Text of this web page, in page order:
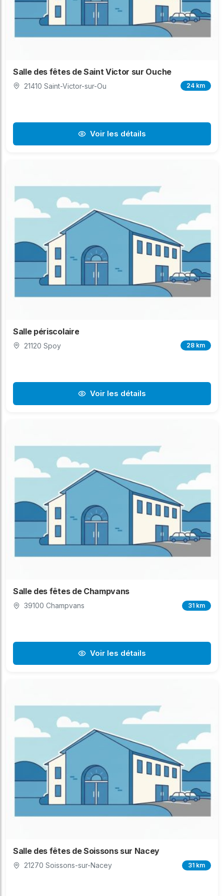
Salle des fêtes de Saint Victor sur Ouche
21410 Saint-Victor-sur-Ou 24 km
Voir les détails
Salle périscolaire
21120 Spoy 28 km
Voir les détails
Salle des fêtes de Champvans
39100 Champvans 31 km
Voir les détails
Salle des fêtes de Soissons sur Nacey
21270 Soissons-sur-Nacey 31 km